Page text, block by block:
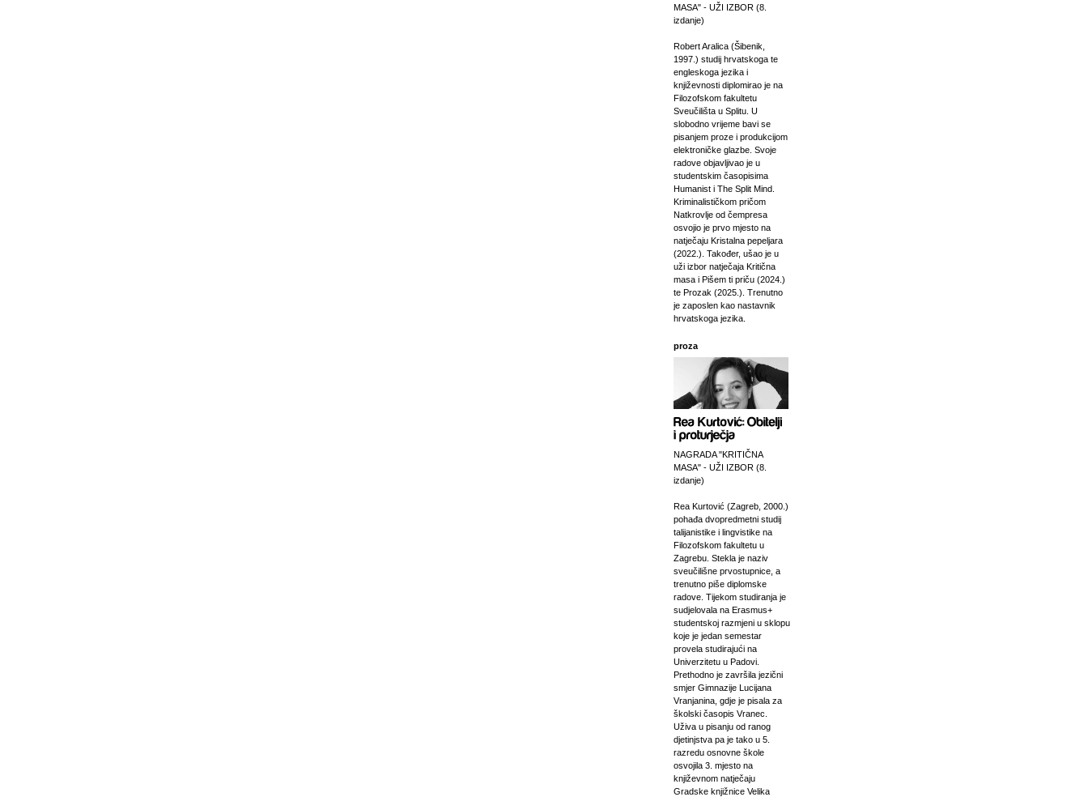
MASA" - UŽI IZBOR (8.
izdanje)
Robert Aralica (Šibenik,
1997.) studij hrvatskoga te
engleskoga jezika i
književnosti diplomirao je na
Filozofskom fakultetu
Sveučilišta u Splitu. U
slobodno vrijeme bavi se
pisanjem proze i produkcijom
elektroničke glazbe. Svoje
radove objavljivao je u
studentskim časopisima
Humanist i The Split Mind.
Kriminalističkom pričom
Natkrovlje od čempresa
osvojio je prvo mjesto na
natječaju Kristalna pepeljara
(2022.). Također, ušao je u
uži izbor natječaja Kritična
masa i Pišem ti priču (2024.)
te Prozak (2025.). Trenutno
je zaposlen kao nastavnik
hrvatskoga jezika.
proza
NAGRADA "KRITIČNA
MASA" - UŽI IZBOR (8.
izdanje)
Rea Kurtović (Zagreb, 2000.)
pohađa dvopredmetni studij
talijanistike i lingvistike na
Filozofskom fakultetu u
Zagrebu. Stekla je naziv
sveučilišne prvostupnice, a
trenutno piše diplomske
radove. Tijekom studiranja je
sudjelovala na Erasmus+
studentskoj razmjeni u sklopu
koje je jedan semestar
provela studirajući na
Univerzitetu u Padovi.
Prethodno je završila jezični
smjer Gimnazije Lucijana
Vranjanina, gdje je pisala za
školski časopis Vranec.
Uživa u pisanju od ranog
djetinjstva pa je tako u 5.
razredu osnovne škole
osvojila 3. mjesto na
književnom natječaju
Gradske knjižnice Velika